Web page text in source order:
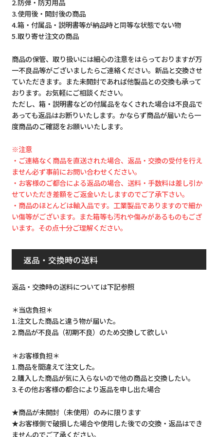
2.防弾・防刃用品
3.使用後・開封後の商品
4.箱・付属品・説明書等が納品時と同等な状態でない物
5.取り寄せ注文の商品
商品の保管、取り扱いには細心の注意をはらっておりますが万
一不良品等がございましたらご連絡ください。新品と交換させ
ていただきます。また未開封であれば他製品との交換も承って
おります。お気軽にご相談ください。
ただし、箱・説明書などの付属品をなくされた場合は不良品で
あっても返品はお断りいたします。かならず商品が届いたら一
度商品のご確認をお願いいたします。
※注意
・ご連絡なく商品を直送された場合、返品・交換の受付を行え
ません必ず事前にお問い合わせください。
・お客様のご都合による返品の場合、送料・手数料は差し引か
せていただき差額をご返金いたしますのでご了承下さい。
・商品のほとんどは輸入品です。工業製品でありますので細か
い傷等がございます。また箱等も汚れや傷みがあるものもござ
います。その点十分ご理解ください。
返品・交換時の送料
返品・交換時の送料については下記参照
＊当店負担＊
1.注文した商品と違う物が届いた。
2.商品が不良品（初期不良）のため交換して欲しい
＊お客様負担＊
1.商品を間違えて注文した。
2.購入した商品が気に入らないので他の商品と交換したい。
3.その他お客様の都合により返品を申し出た場合
★商品が未開封（未使用）のみに限ります
★お客様側で破損した場合や使用した後での交換・返品はでき
ませんのでご了承ください。